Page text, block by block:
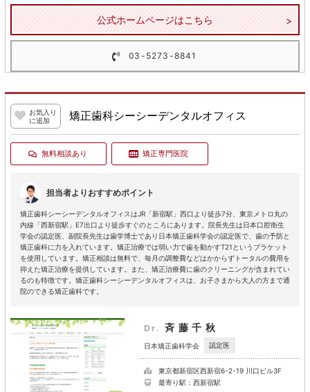
公式ホームページはこちら
03-5273-8841
お気入り
に追加
矯正歯科シーシーデンタルオフィス
無料相談あり 矯正専門医院
担当者よりおすすめポイント
矯正歯科シーシーデンタルオフィスはJR「新宿駅」西口より徒歩7分、東京メトロ丸の
内線「西新宿駅」E7出口より徒歩すぐのところにあります。院長先生は日本口腔衛生
学会の認定医、副院長先生は歯学博士であり日本矯正歯科学会の認定医で、歯の予防と
矯正歯科に力を入れています。矯正治療では弱い力で歯を動かすT21というブラケット
を使用しています。矯正相談は無料で、毎月の調整費などはかからずトータルの費用を
抑えた矯正治療を提供しています。また、矯正治療費に歯のクリーニングが含まれてい
るのも特徴です。矯正歯科シーシーデンタルオフィスは、お子さまから大人の方まで通
院のできる矯正歯科です。
Dr. 斉藤千秋
日本矯正歯科学会 認定医
東京都新宿区西新宿6-2-19 川口ビル3F
最寄り駅：西新宿駅